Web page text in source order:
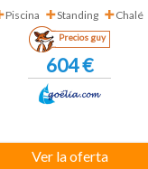
Piscina
Standing Chalé
Precios guy
604 €
Ver la oferta